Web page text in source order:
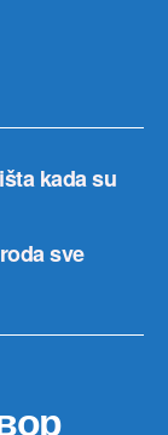
kada su
sve